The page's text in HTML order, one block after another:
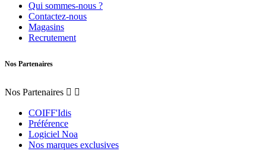
Qui sommes-nous ?
Contactez-nous
Magasins
Recrutement
Nos Partenaires
Nos Partenaires  
COIFF'Idis
Préférence
Logiciel Noa
Nos marques exclusives